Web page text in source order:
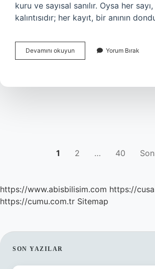
kuru ve sayısal sanılır. Oysa her
kalıntısıdır; her kayıt, bir anının
Devamını okuyun
beyan
gün
Yorum Bırak
1 2 … 40
https://www.abisbilisim.com https://
https://cumu.com.tr Sitemap
SIDEBAR
SON YAZILAR